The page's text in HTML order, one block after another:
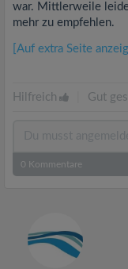
war. Mittlerweile
mehr zu empfehlen.
[Auf extra Seite
Hilfreich Gut
0 Kommentare